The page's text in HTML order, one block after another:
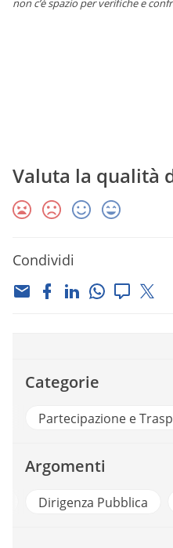
non c’è spazio per verifiche e
Valuta la qualità
Condividi
Categorie
Partecipazione e
Argomenti
Dirigenza Pubblica